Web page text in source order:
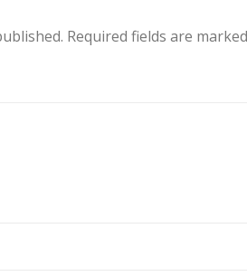
Required fields are marked